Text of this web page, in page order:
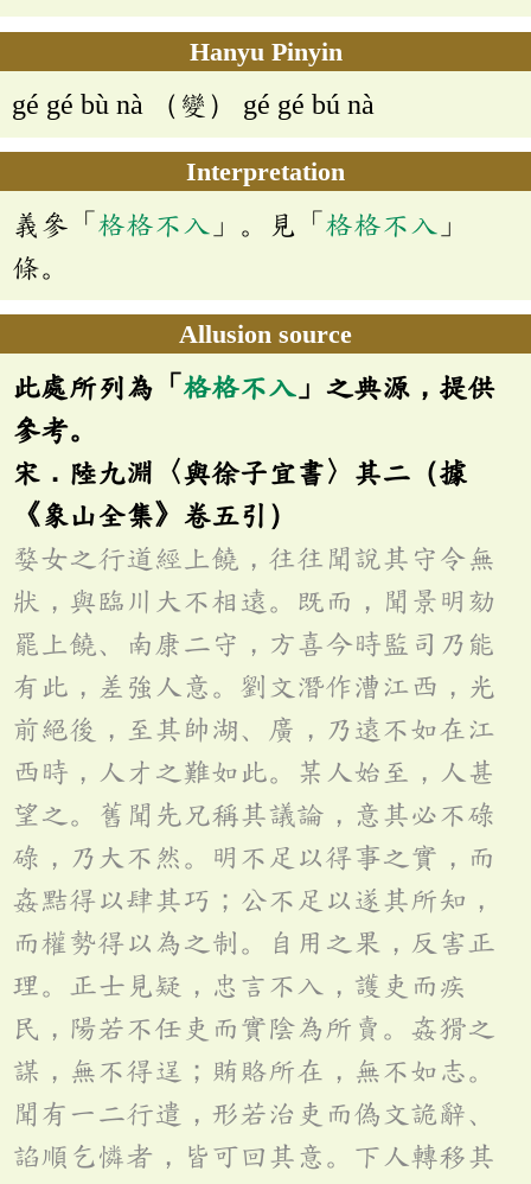
Hanyu Pinyin
gé gé bù nà （變） gé gé bú nà
Interpretation
義參「 格格不入 」。見「 格格不入 」
條。
Allusion source
此處所列為「 格格不入 」之典源，提供
參考。
宋．陸九淵〈與徐子宜書〉其二（據
《象山全集》卷五引）
婺女之行道經上饒，往往聞說其守令無
狀，與臨川大不相遠。既而，聞景明劾
罷上饒、南康二守，方喜今時監司乃能
有此，差強人意。劉文潛作漕江西，光
前絕後，至其帥湖、廣，乃遠不如在江
西時，人才之難如此。某人始至，人甚
望之。舊聞先兄稱其議論，意其必不碌
碌，乃大不然。明不足以得事之實，而
姦黠得以肆其巧；公不足以遂其所知，
而權勢得以為之制。自用之果，反害正
理。正士見疑，忠言不入，護吏而疾
民，陽若不任吏而實陰為所賣。姦猾之
謀，無不得逞；賄賂所在，無不如志。
聞有一二行遣，形若治吏而偽文詭辭、
諂順乞憐者，皆可回其意。下人轉移其